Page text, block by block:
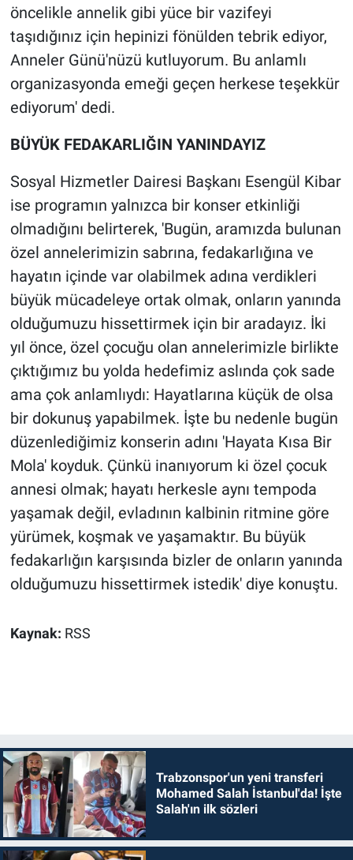
öncelikle annelik gibi yüce bir vazifeyi
taşıdığınız için hepinizi fönülden tebrik ediyor,
Anneler Günü'nüzü kutluyorum. Bu anlamlı
organizasyonda emeği geçen herkese teşekkür
ediyorum' dedi.
BÜYÜK FEDAKARLIĞIN YANINDAYIZ
Sosyal Hizmetler Dairesi Başkanı Esengül Kibar
ise programın yalnızca bir konser etkinliği
olmadığını belirterek, 'Bugün, aramızda bulunan
özel annelerimizin sabrına, fedakarlığına ve
hayatın içinde var olabilmek adına verdikleri
büyük mücadeleye ortak olmak, onların yanında
olduğumuzu hissettirmek için bir aradayız. İki
yıl önce, özel çocuğu olan annelerimizle birlikte
çıktığımız bu yolda hedefimiz aslında çok sade
ama çok anlamlıydı: Hayatlarına küçük de olsa
bir dokunuş yapabilmek. İşte bu nedenle bugün
düzenlediğimiz konserin adını 'Hayata Kısa Bir
Mola' koyduk. Çünkü inanıyorum ki özel çocuk
annesi olmak; hayatı herkesle aynı tempoda
yaşamak değil, evladının kalbinin ritmine göre
yürümek, koşmak ve yaşamaktır. Bu büyük
fedakarlığın karşısında bizler de onların yanında
olduğumuzu hissettirmek istedik' diye konuştu.
Kaynak: RSS
Trabzonspor'un yeni transferi
Mohamed Salah İstanbul'da! İşte
Salah'ın ilk sözleri